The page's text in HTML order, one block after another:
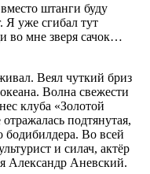
штанги буду
Я уже сгибал тут
во мне зверя сачок…
Веял чуткий бриз
Волна свежести
клуба «Золотой
подтянутая,
бодибилдера. Во всей
и силач, актёр
Александр Аневский.